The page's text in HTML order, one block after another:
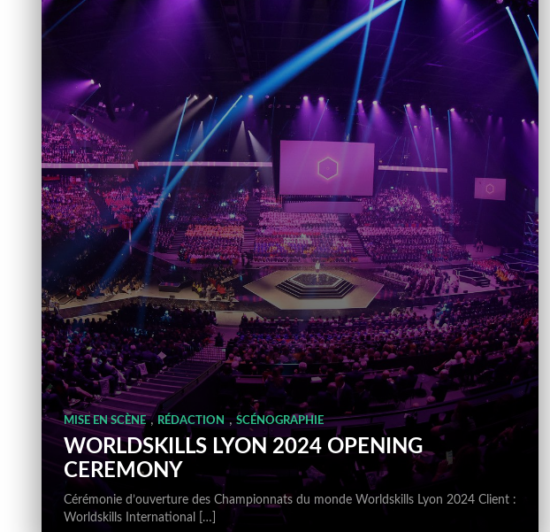
MISE EN SCÈNE , RÉDACTION ,SCÉNOGRAPHIE
WORLDSKILLS LYON 2024 OPENING
CEREMONY
Cérémonie d’ouverture des Championnats du monde Worldskills Lyon 2024 Client :
Worldskills International […]